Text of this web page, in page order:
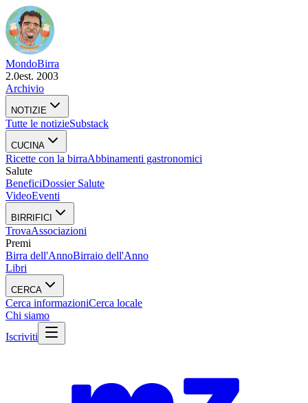
MondoBirra
2.0est. 2003
Archivio
NOTIZIE
Tutte le notizieSubstack
CUCINA
Ricette con la birraAbbinamenti gastronomici
Salute
BeneficiDossier Salute
VideoEventi
BIRRIFICI
TrovaAssociazioni
Premi
Birra dell'AnnoBirraio dell'Anno
Libri
CERCA
Cerca informazioniCerca locale
Chi siamo
Iscriviti